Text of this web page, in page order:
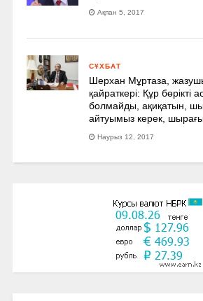
Ақпан 5, 2017
СҰХБАТ
Шерхан Мұртаза,
қайраткері: Құр бөрікті
болмайды, ақиқатын,
айтуымыз керек,
Наурыз 12, 2017